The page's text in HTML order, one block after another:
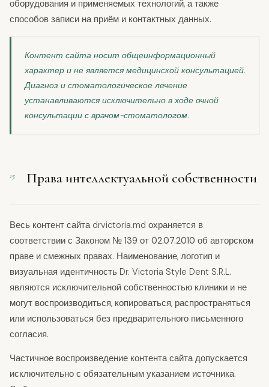
оборудования и применяемых технологий, а также
способов записи на приём и контактных данных.
Контент сайта носит общеинформационный
характер и не является медицинской консультацией.
Диагноз и стоматологическое лечение
устанавливаются исключительно в ходе очной
консультации с врачом-стоматологом.
15 Права интеллектуальной собственности
Весь контент сайта drvictoria.md охраняется в
соответствии с Законом № 139 от 02.07.2010 об авторском
праве и смежных правах. Наименование, логотип и
визуальная идентичность Dr. Victoria Style Dent S.R.L.
являются исключительной собственностью клиники и не
могут воспроизводиться, копироваться, распространяться
или использоваться без предварительного письменного
согласия.
Частичное воспроизведение контента сайта допускается
исключительно с обязательным указанием источника.